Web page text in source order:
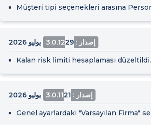
Müşteri tipi seçenekleri arasına
إصدار : 3.0.12 29 يوليو 2026
Kalan risk limiti hesaplaması düzeltildi.
إصدار : 3.0.11 21 يوليو 2026
Genel ayarlardaki "Varsayılan Firma"